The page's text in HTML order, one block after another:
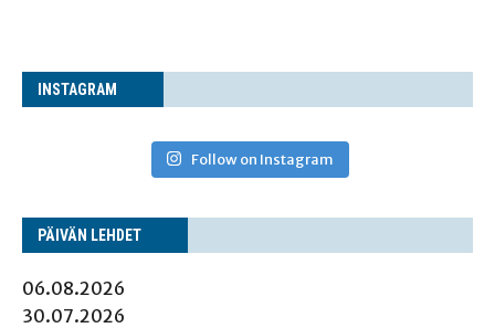
INS­TA­GRAM
Follow on Instagram
PÄI­VÄN LEHDET
06.08.2026
30.07.2026